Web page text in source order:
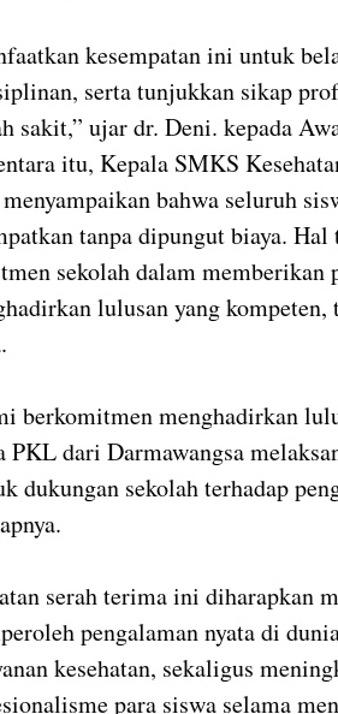
kesempatan ini untuk
serta tunjukkan sikap
sakit,” ujar dr. Deni. kepada
itu, Kepala SMKS
bahwa seluruh
tanpa dipungut biaya.
sekolah dalam memberikan
lulusan yang
berkomitmen menghadirkan
PKL dari Darmawangsa
dukungan sekolah terhadap
serah terima ini diharapkan
pengalaman nyata di
kesehatan, sekaligus
para siswa selama